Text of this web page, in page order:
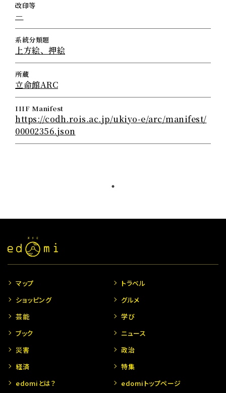
改印等
－
系統分類題
上方絵、押絵
所蔵
立命館ARC
IIIF Manifest
https://codh.rois.ac.jp/ukiyo-e/arc/manifest/
00002356.json
マップ
トラベル
ショッピング
グルメ
芸能
学び
ブック
ニュース
災害
政治
経済
特集
edomiとは？
edomiトップページ